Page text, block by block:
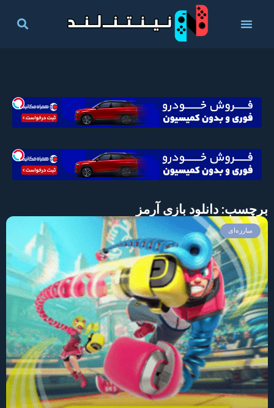
برچسب: دانلود بازی آرمز
مبارزه‌ای